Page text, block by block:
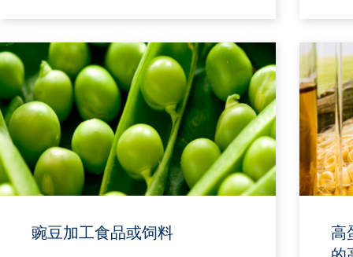
豌豆加工食品或饲料
高